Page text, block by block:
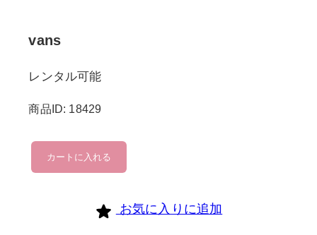
vans
レンタル可能
商品ID: 18429
vans
個
カートに入れる
お気に入りに追加